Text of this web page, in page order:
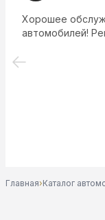
Хорошее
автомобилей!
Главная›Каталог